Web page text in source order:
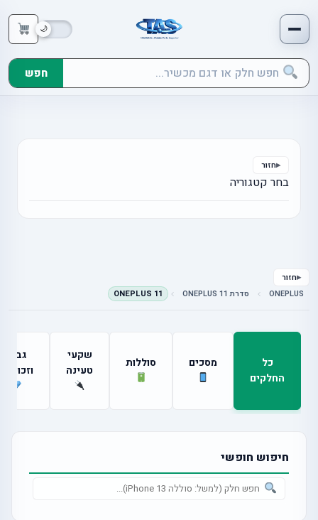
חפש
חזור
בחר קטגוריה
חזור
ONEPLUS
סדרת ONEPLUS 11 ONEPLUS 11
כל
החלקים
מסכים סוללות
שקעי
טעינה
גבים
חיפוש חופשי